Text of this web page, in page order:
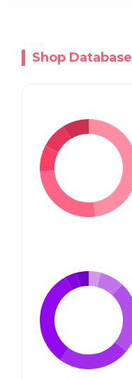
Shop Database